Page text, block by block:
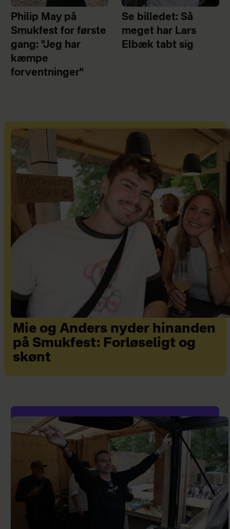
Philip May på
Smukfest for første
gang: "Jeg har
kæmpe
forventninger"
Se billedet: Så
meget har Lars
Elbæk tabt sig
Mie og Anders nyder hinanden
på Smukfest: Forløseligt og
skønt